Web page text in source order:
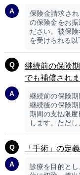
保険金請求さ
の保険金をお
ださい。被保
を受けられる以
継続前の保険
でも補償され
継続前の保険期
継続後の保険
期間の支払限
します。ただし
「手術」の定
診療を目的と